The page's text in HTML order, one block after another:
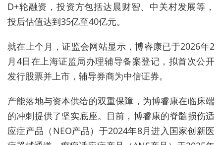
D+轮融资，投资方包括达晨财智、中关村发展等，
投后估值达到35亿至40亿元。
就在上个月，证监会网站显示，博睿康已于2026年2
月4日在上海证监局办理辅导备案登记，拟首次公开
发行股票并上市，辅导券商为中信证券。
产能落地与资本供给的双重保障，为博睿康在临床端
的冲刺提供了坚实底座。目前，博睿康的脊髓损伤适
应症产品（NEO产品）于2024年8月进入国家创新医